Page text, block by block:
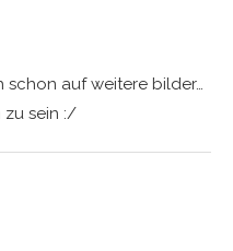
schon auf weitere bilder…
zu sein :/